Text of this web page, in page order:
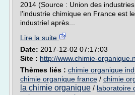
2014 (Source : Union des industries
l'industrie chimique en France est
industriel après...
Lire la suite
Date: 2017-12-02 07:17:03
Site : http://www.chimie-
Thèmes liés : chimie organique
chimie organique france / chimie
la chimie organique / laboratoire